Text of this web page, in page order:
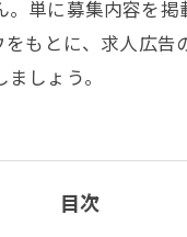
単に募集内容を
もとに、求人広
しょう。
目次